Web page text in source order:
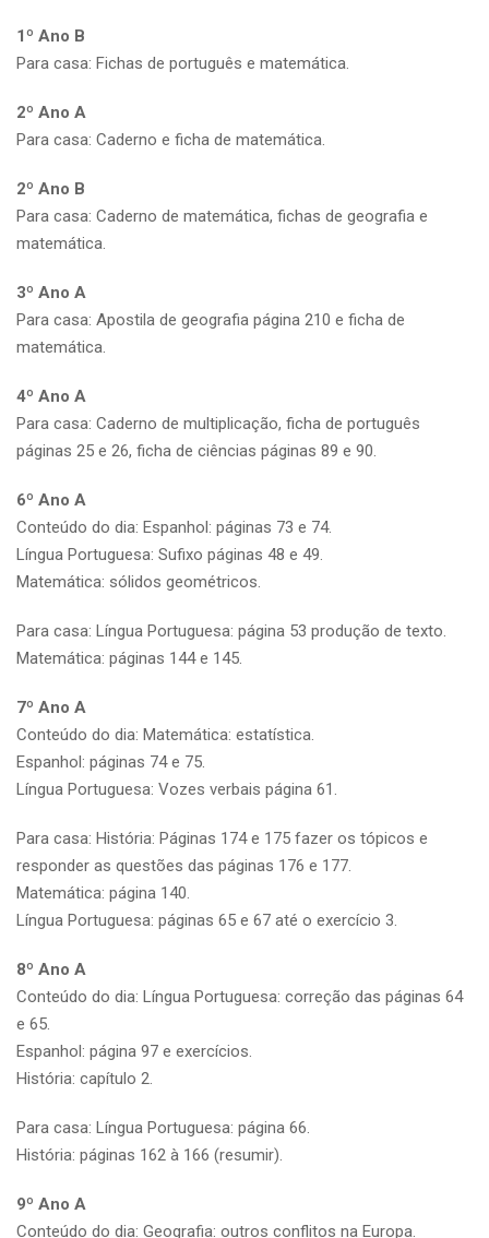
1º Ano B
Para casa: Fichas de português e matemática.
2º Ano A
Para casa: Caderno e ficha de matemática.
2º Ano B
Para casa: Caderno de matemática, fichas de geografia e
matemática.
3º Ano A
Para casa: Apostila de geografia página 210 e ficha de
matemática.
4º Ano A
Para casa: Caderno de multiplicação, ficha de português
páginas 25 e 26, ficha de ciências páginas 89 e 90.
6º Ano A
Conteúdo do dia: Espanhol: páginas 73 e 74.
Língua Portuguesa: Sufixo páginas 48 e 49.
Matemática: sólidos geométricos.
Para casa: Língua Portuguesa: página 53 produção de texto.
Matemática: páginas 144 e 145.
7º Ano A
Conteúdo do dia: Matemática: estatística.
Espanhol: páginas 74 e 75.
Língua Portuguesa: Vozes verbais página 61.
Para casa: História: Páginas 174 e 175 fazer os tópicos e
responder as questões das páginas 176 e 177.
Matemática: página 140.
Língua Portuguesa: páginas 65 e 67 até o exercício 3.
8º Ano A
Conteúdo do dia: Língua Portuguesa: correção das páginas 64
e 65.
Espanhol: página 97 e exercícios.
História: capítulo 2.
Para casa: Língua Portuguesa: página 66.
História: páginas 162 à 166 (resumir).
9º Ano A
Conteúdo do dia: Geografia: outros conflitos na Europa.